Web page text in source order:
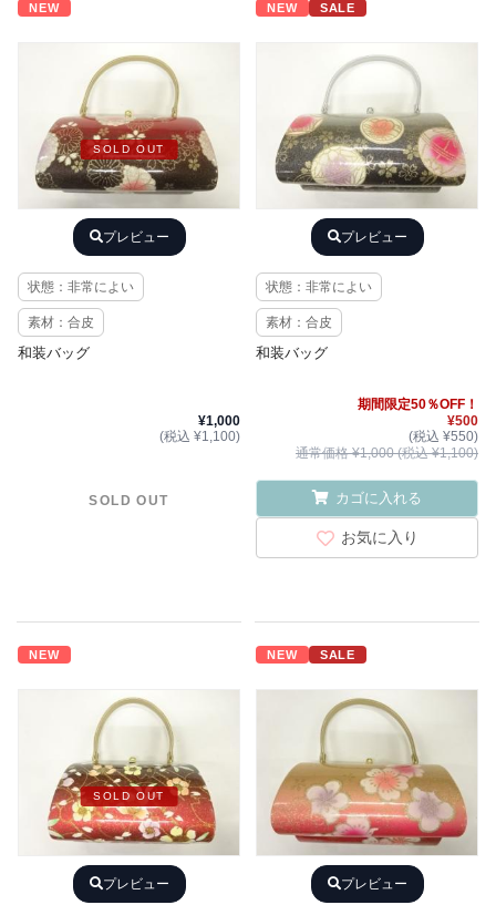
NEW
SOLD OUT
プレビュー
状態：非常によい
素材：合皮
和装バッグ
¥1,000
(税込 ¥1,100)
SOLD OUT
NEW SALE
プレビュー
状態：非常によい
素材：合皮
和装バッグ
期間限定50％OFF！
¥500
(税込 ¥550)
通常価格 ¥1,000 (税込 ¥1,100)
カゴに入れる
お気に入り
NEW
SOLD OUT
プレビュー
NEW SALE
プレビュー